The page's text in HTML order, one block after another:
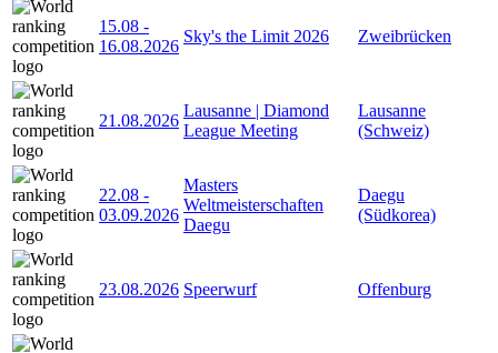
15.08 -
16.08.2026
Sky's the Limit 2026 Zweibrücken
21.08.2026
Lausanne | Diamond
League Meeting
Lausanne
(Schweiz)
22.08 -
03.09.2026
Masters
Weltmeisterschaften
Daegu
Daegu
(Südkorea)
23.08.2026 Speerwurf Offenburg